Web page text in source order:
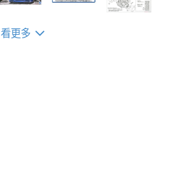
看更多